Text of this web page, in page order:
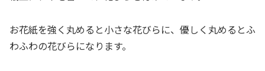
お花紙を強く丸めると小さな花びらに、優しく丸めるとふ
わふわの花びらになります。